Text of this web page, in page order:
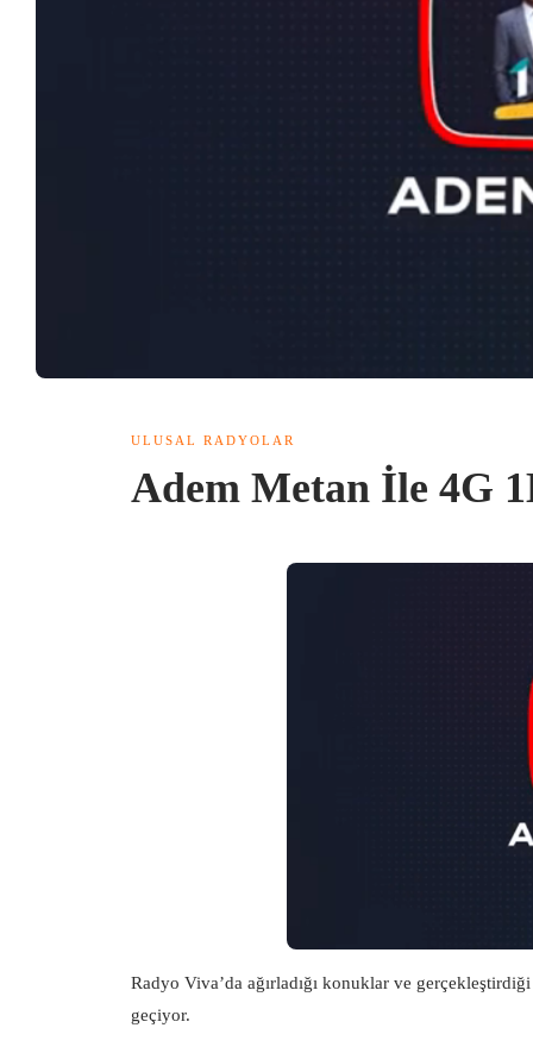
ULUSAL RADYOLAR
Adem Metan İle 4G
Radyo Viva’da ağırladığı konuklar ve
geçiyor.